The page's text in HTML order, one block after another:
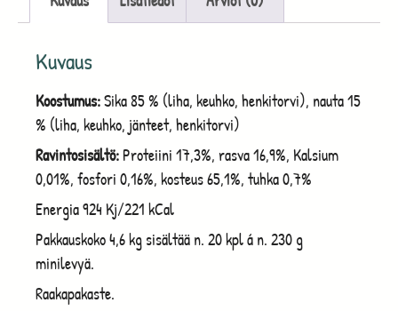
Kuvaus
Koostumus:Sika 85 % (liha, keuhko, henkitorvi), nauta 15
% (liha, keuhko, jänteet, henkitorvi)
Ravintosisältö: Proteiini 17,3%, rasva 16,9%, Kalsium
0,01%, fosfori 0,16%, kosteus 65,1%, tuhka 0,7%
Energia 924 Kj/221 kCal
Pakkauskoko 4,6 kg sisältää n. 20 kpl á n. 230 g
minilevyä.
Raakapakaste.